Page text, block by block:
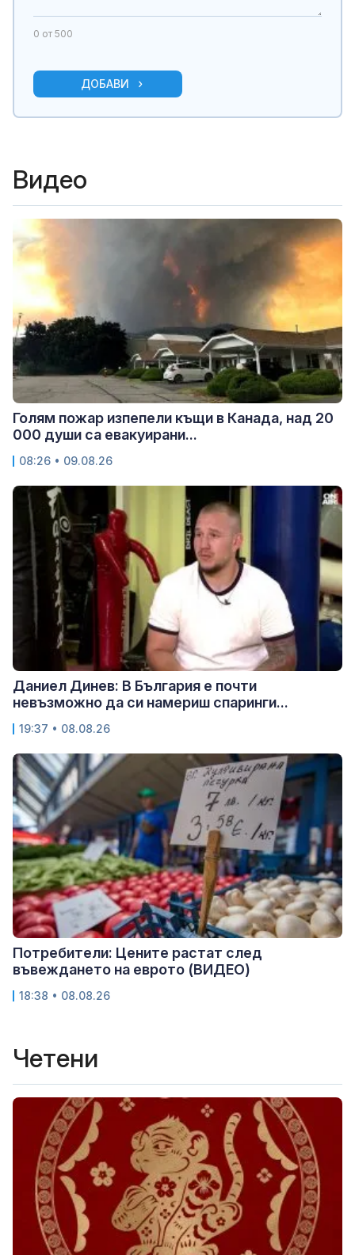
0 от 500
ДОБАВИ
Видео
Голям пожар изпепели къщи в Канада, над 20
000 души са евакуирани...
08:26 • 09.08.26
Даниел Динев: В България е почти
невъзможно да си намериш спаринги...
19:37 • 08.08.26
Потребители: Цените растат след
въвеждането на еврото (ВИДЕО)
18:38 • 08.08.26
Четени